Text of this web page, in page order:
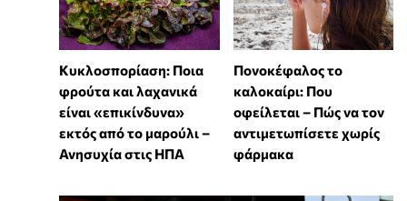
Κυκλοσπορίαση: Ποια
φρούτα και λαχανικά
είναι «επικίνδυνα»
εκτός από το μαρούλι –
Ανησυχία στις ΗΠΑ
Πονοκέφαλος το
καλοκαίρι: Που
οφείλεται – Πώς να τον
αντιμετωπίσετε χωρίς
φάρμακα